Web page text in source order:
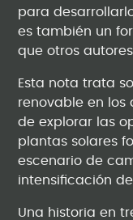
para
es también un
que otros
Esta nota trata
renovable en los
de explorar las
plantas solares
escenario de
intensificación
Una historia en